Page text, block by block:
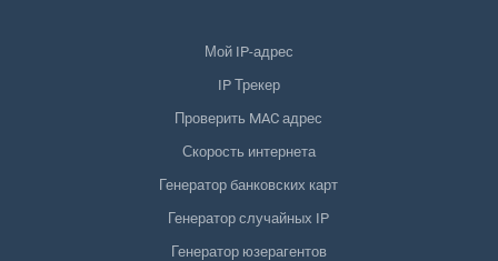
Мой IP-адрес
IP Трекер
Проверить MAC адрес
Скорость интернета
Генератор банковских карт
Генератор случайных IP
Генератор юзерагентов